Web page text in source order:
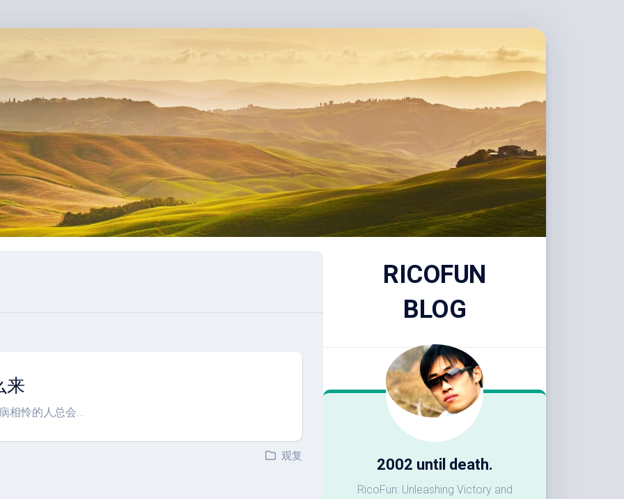
RICOFUN
BLOG
2002 until death.
RicoFun: Unleashing Victory and
来
相怜的人总会...
观复